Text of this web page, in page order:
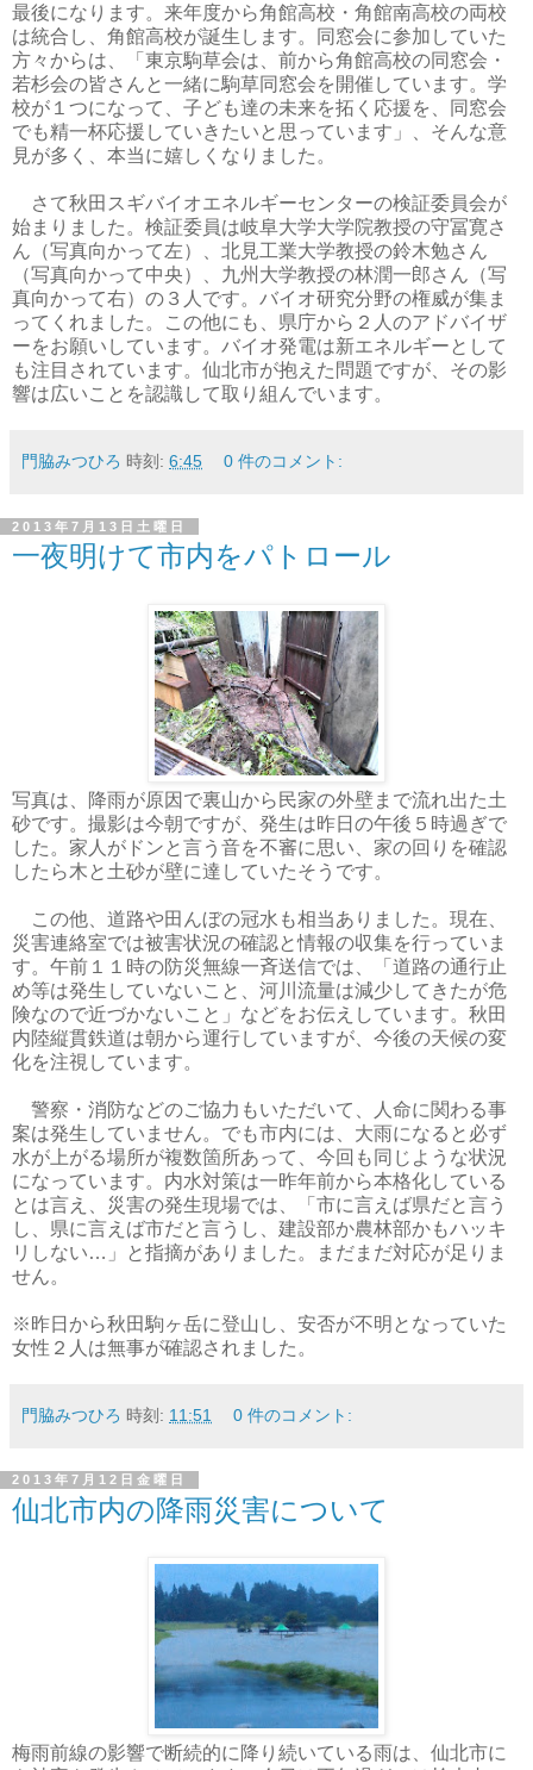
最後になります。来年度から角館高校・角館南高校の両校
は統合し、角館高校が誕生します。同窓会に参加していた
方々からは、「東京駒草会は、前から角館高校の同窓会・
若杉会の皆さんと一緒に駒草同窓会を開催しています。学
校が１つになって、子ども達の未来を拓く応援を、同窓会
でも精一杯応援していきたいと思っています」、そんな意
見が多く、本当に嬉しくなりました。
さて秋田スギバイオエネルギーセンターの検証委員会が
始まりました。検証委員は岐阜大学大学院教授の守冨寛さ
ん（写真向かって左）、北見工業大学教授の鈴木勉さん
（写真向かって中央）、九州大学教授の林潤一郎さん（写
真向かって右）の３人です。バイオ研究分野の権威が集ま
ってくれました。この他にも、県庁から２人のアドバイザ
ーをお願いしています。バイオ発電は新エネルギーとして
も注目されています。仙北市が抱えた問題ですが、その影
響は広いことを認識して取り組んでいます。
門脇みつひろ 時刻: 6:45 0 件のコメント:
2013年7月13日土曜日
一夜明けて市内をパトロール
写真は、降雨が原因で裏山から民家の外壁まで流れ出た土
砂です。撮影は今朝ですが、発生は昨日の午後５時過ぎで
した。家人がドンと言う音を不審に思い、家の回りを確認
したら木と土砂が壁に達していたそうです。
この他、道路や田んぼの冠水も相当ありました。現在、
災害連絡室では被害状況の確認と情報の収集を行っていま
す。午前１１時の防災無線一斉送信では、「道路の通行止
め等は発生していないこと、河川流量は減少してきたが危
険なので近づかないこと」などをお伝えしています。秋田
内陸縦貫鉄道は朝から運行していますが、今後の天候の変
化を注視しています。
警察・消防などのご協力もいただいて、人命に関わる事
案は発生していません。でも市内には、大雨になると必ず
水が上がる場所が複数箇所あって、今回も同じような状況
になっています。内水対策は一昨年前から本格化している
とは言え、災害の発生現場では、「市に言えば県だと言う
し、県に言えば市だと言うし、建設部か農林部かもハッキ
リしない…」と指摘がありました。まだまだ対応が足りま
せん。
※昨日から秋田駒ヶ岳に登山し、安否が不明となっていた
女性２人は無事が確認されました。
門脇みつひろ 時刻: 11:51 0 件のコメント:
2013年7月12日金曜日
仙北市内の降雨災害について
梅雨前線の影響で断続的に降り続いている雨は、仙北市に